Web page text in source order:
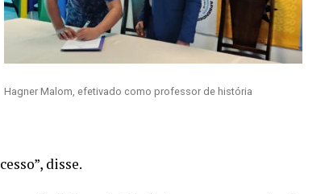
Hagner Malom, efetivado como professor de história
disse.